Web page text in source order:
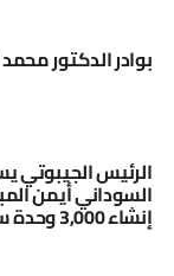
بوادر الدكتور
الرئيس الجيبوتي
السوداني أيمن
إنشاء 3,000 وحدة سكنية ميسرة للمواطنين